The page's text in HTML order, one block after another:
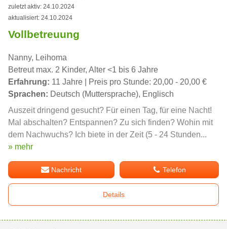
zuletzt aktiv: 24.10.2024
aktualisiert: 24.10.2024
Vollbetreuung
Nanny, Leihoma
Betreut max. 2 Kinder, Alter <1 bis 6 Jahre
Erfahrung: 11 Jahre | Preis pro Stunde: 20,00 - 20,00 €
Sprachen: Deutsch (Muttersprache), Englisch
Auszeit dringend gesucht? Für einen Tag, für eine Nacht!
Mal abschalten? Entspannen? Zu sich finden? Wohin mit
dem Nachwuchs? Ich biete in der Zeit (5 - 24 Stunden...
» mehr
Nachricht Telefon
Details